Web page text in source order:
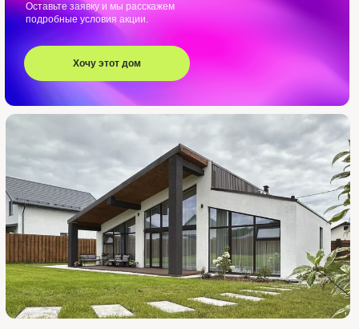
Оставьте заявку и мы расскажем
подробные условия акции.
Хочу этот дом